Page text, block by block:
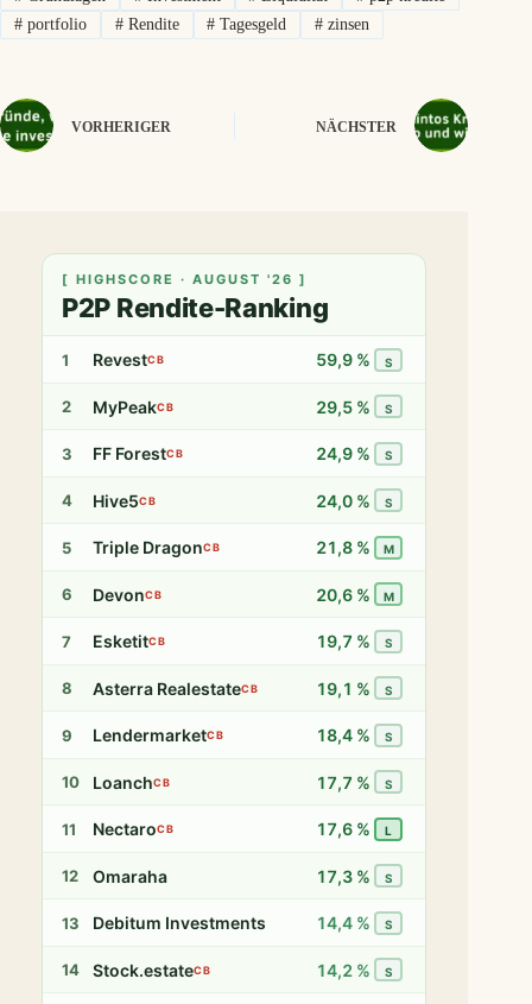
#portfolio #Rendite # Tagesgeld # zinsen
VORHERIGER NÄCHSTER
[ HIGHSCORE · AUGUST '26 ]
P2P Rendite-Ranking
1 RevestCB 59,9 % S
2 MyPeakCB 29,5 % S
3 FF ForestCB 24,9 % S
4 Hive5CB 24,0 % S
5 Triple DragonCB 21,8 % M
6 DevonCB 20,6 % M
7 EsketitCB 19,7 % S
8 Asterra RealestateCB 19,1 % S
9 LendermarketCB 18,4 % S
10 LoanchCB 17,7 % S
11 NectaroCB 17,6 % L
12 Omaraha 17,3 % S
13 Debitum Investments 14,4 % S
14 Stock.estateCB 14,2 % S